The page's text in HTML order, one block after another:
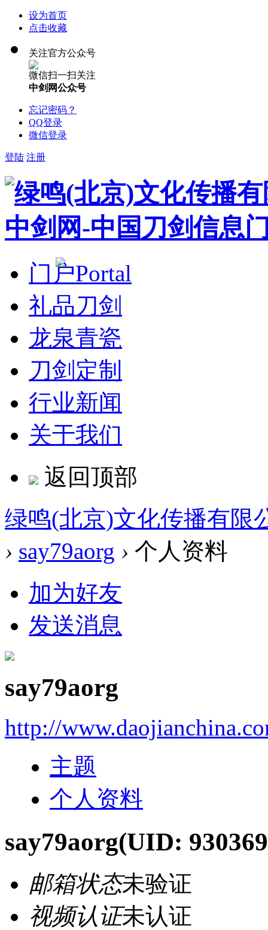
设为首页
点击收藏
关注官方公众号
微信扫一扫关注
中剑网公众号
忘记密码？
QQ登录
微信登录
登陆 注册
门户Portal
礼品刀剑
龙泉青瓷
刀剑定制
行业新闻
关于我们
返回顶部
绿鸣(北京)文化传播有限
› say79aorg › 个人资料
加为好友
发送消息
say79aorg
http://
主题
个人资料
say79aorg(UID:
邮箱状态未验证
视频认证未认证